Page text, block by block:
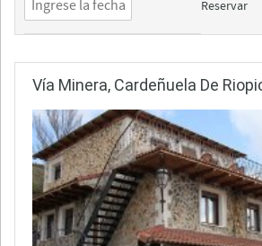
Reservar
Vía Minera, Cardeñuela De